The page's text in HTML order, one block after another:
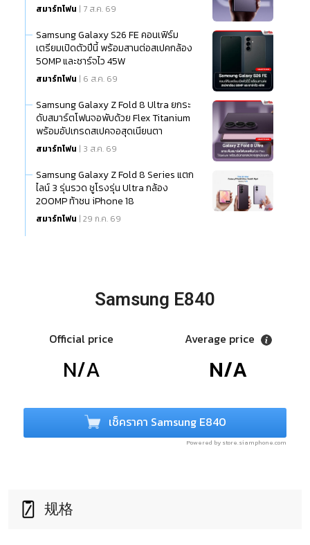
สมาร์ทโฟน | 7 ส.ค. 69
Samsung Galaxy S26 FE คอนเฟิร์ม
เตรียมเปิดตัวปีนี้ พร้อมสานต่อสเปคกล้อง
50MP และชาร์จไว 45W
สมาร์ทโฟน | 6 ส.ค. 69
Samsung Galaxy Z Fold 8 Ultra ยกระ
ดับสมาร์ตโฟนจอพับด้วย Flex Titanium
พร้อมอัปเกรดสเปคจอสุดเนียนตา
สมาร์ทโฟน | 3 ส.ค. 69
Samsung Galaxy Z Fold 8 Series แตก
ไลน์ 3 รุ่นรวด ชูโรงรุ่น Ultra กล้อง
200MP ท้าชน iPhone 18
สมาร์ทโฟน | 29 ก.ค. 69
Samsung E840
Official price
N/A
Average price
N/A
เช็คราคา Samsung E840
Powered by store.siamphone.com
规格